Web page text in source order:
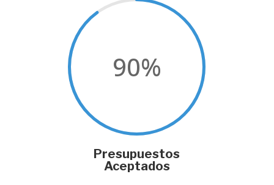
90%
Presupuestos
Aceptados